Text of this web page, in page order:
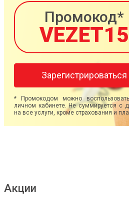
Промокод*
VEZET15
Зарегистрироваться
* Промокодом можно
личном кабинете. Не суммируется с
на все услуги, кроме страхования и
Акции